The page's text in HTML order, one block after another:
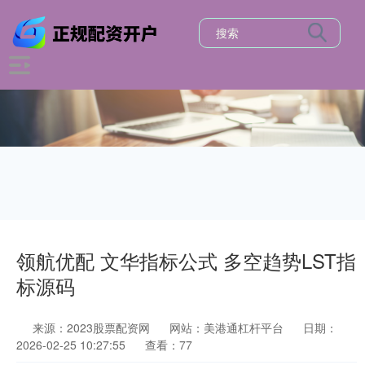
领航优配 文华指标公式 多空趋势LST指
标源码
来源：2023股票配资网 网站：美港通杠杆平台
日期：
2026-02-25 10:27:55
查看：77